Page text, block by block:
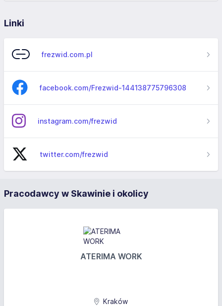
Linki
frezwid.com.pl
facebook.com/Frezwid-144138775796308
instagram.com/frezwid
twitter.com/frezwid
Pracodawcy w Skawinie i okolicy
ATERIMA WORK
Kraków